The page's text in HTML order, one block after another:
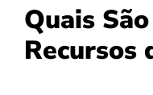
Quais
Recursos